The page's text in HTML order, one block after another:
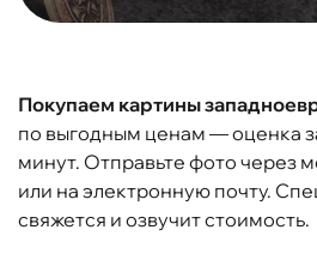
Покупаем картины
по выгодным ценам — оценка
минут. Отправьте фото через
или на электронную почту.
свяжется и озвучит стоимость.